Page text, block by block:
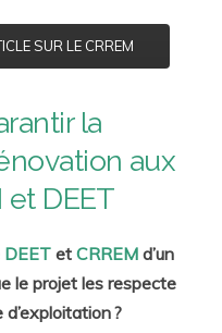
SUR LE CRREM
la
aux
et DEET
DEET et CRREM d’un
le projet les respecte
d’exploitation ?